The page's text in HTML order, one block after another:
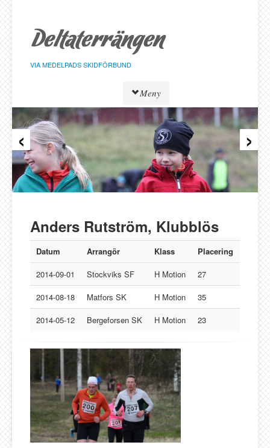
sidans
innehåll
VIA MEDELPADS SKIDFÖRBUND
Meny
Tävlingar
Resultat
Löpare
Klasser
Föreningar
Bergeforsen SK
IF Strategen
Lucksta IF
Matfors SK
Njurunda SK
Stockviks SF
Sundsvalls OK
‹ ›
Anders Rutström, Klubblös
Datum Arrangör Klass
Placering
2014-09-01
Stockviks SF H Motion
27
2014-08-18
Matfors SK H Motion
35
2014-05-12
Bergeforsen SK H Motion 23